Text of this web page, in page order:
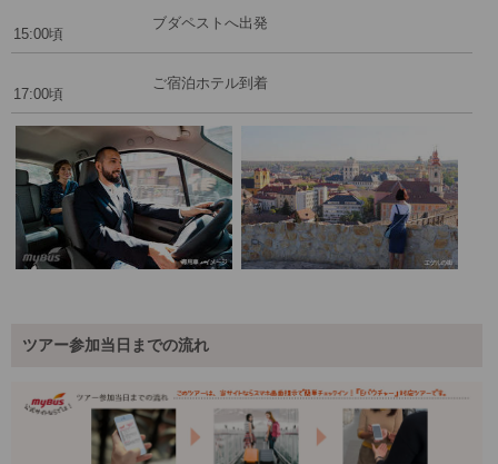
15:00頃
ブダペストへ出発
17:00頃
ご宿泊ホテル到着
ツアー参加当日までの流れ